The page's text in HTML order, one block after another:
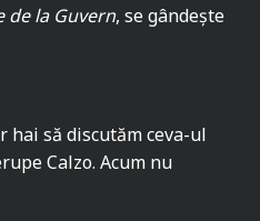
de la Guvern, se gândește
hai să discutăm ceva-ul
Calzo. Acum nu